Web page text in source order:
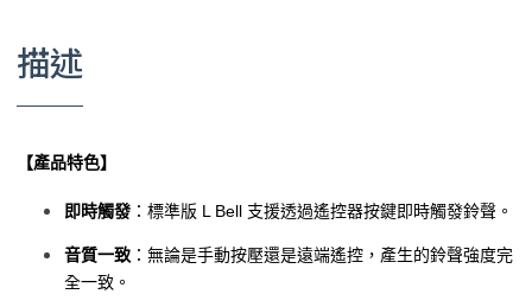
描述
【產品特色】
即時觸發 ：標準版 L Bell 支援透過遙控器按鍵即時觸發鈴聲。
音質一致 ：無論是手動按壓還是遠端遙控，產生的鈴聲強度完
全一致。